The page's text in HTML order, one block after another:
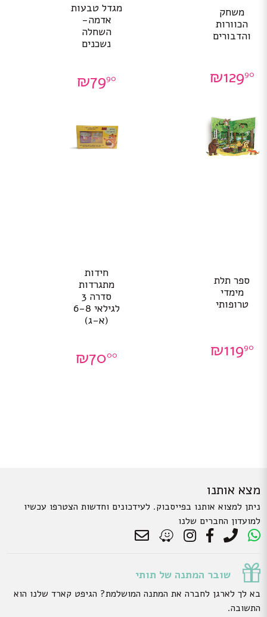
משחק
הכוורות
והדבורים
₪12990
מגדל טבעות
אדמה-
השחלה
נשכנים
₪7990
ספר תלת
מימדי
טרופותי
₪11990
חידות
מתגרדות
סדרה 3
לגילאי 6-8
(א-ג)
₪7000
מצא אותנו
ניתן למצוא אותנו בפייסבוק. לעידכונים וחדשות הצטרפו עכשיו
למועדון החברים שלנו
שובר המתנה של תותי
בא לך לארגן לחברה את המתנה המושלמת? הגיפט קארד שלנו הוא
התשובה.